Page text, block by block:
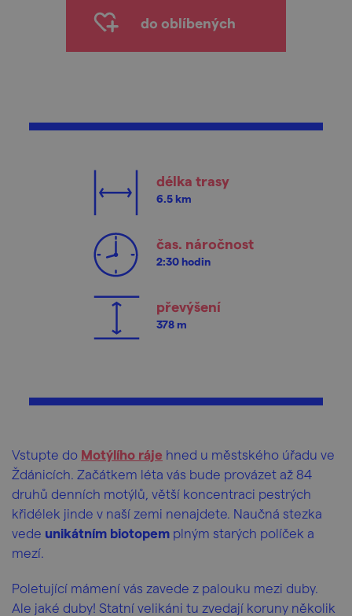
do oblíbených
délka trasy
6.5 km
čas. náročnost
2:30 hodin
převýšení
378 m
Vstupte do Motýlího ráje hned u městského úřadu ve
Ždánicích. Začátkem léta vás bude provázet až 84
druhů denních motýlů, větší koncentraci pestrých
křidélek jinde v naší zemi nenajdete. Naučná stezka
vede unikátním biotopem plným starých políček a
mezí.
Poletující mámení vás zavede z palouku mezi duby.
Ale jaké duby! Statní velikáni tu zvedají koruny několik